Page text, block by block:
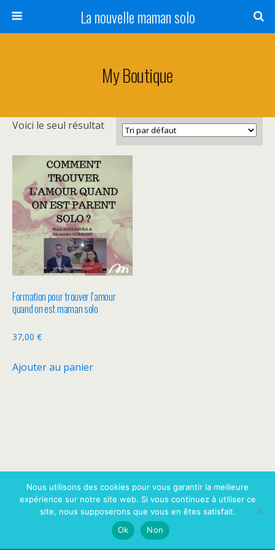
La nouvelle maman solo
My Boutique
Voici le seul résultat
Formation pour trouver l’amour
quand on est maman solo
37,00 €
Ajouter au panier
Mobile Bureau
Nous utilisons des cookies pour vous garantir la meilleure
expérience sur notre site web. Si vous continuez à utiliser ce
site, nous supposerons que vous en êtes satisfait.
Ok
Non